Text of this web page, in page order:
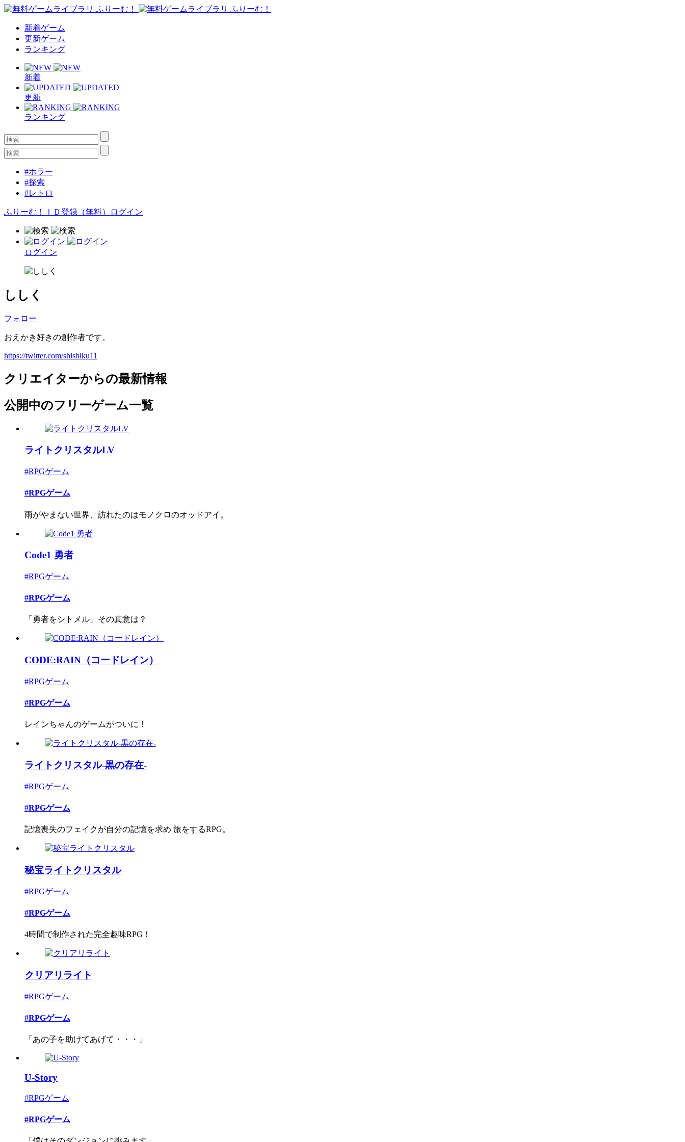
新着ゲーム
更新ゲーム
ランキング
新着
更新
ランキング
#ホラー
#探索
#レトロ
ふりーむ！ＩＤ登録（無料） ログイン
ログイン
ししく
フォロー
おえかき好きの創作者です。
https://twitter.com/shishiku11
クリエイターからの最新情報
公開中のフリーゲーム一覧
ライトクリスタルLV
#RPGゲーム
#RPGゲーム
雨がやまない世界、訪れたのはモノクロのオッドアイ。
Code1 勇者
#RPGゲーム
#RPGゲーム
「勇者をシトメル」その真意は？
CODE:RAIN（コードレイン）
#RPGゲーム
#RPGゲーム
レインちゃんのゲームがついに！
ライトクリスタル-黒の存在-
#RPGゲーム
#RPGゲーム
記憶喪失のフェイクが自分の記憶を求め 旅をするRPG。
秘宝ライトクリスタル
#RPGゲーム
#RPGゲーム
4時間で制作された完全趣味RPG！
クリアリライト
#RPGゲーム
#RPGゲーム
「あの子を助けてあげて・・・」
U-Story
#RPGゲーム
#RPGゲーム